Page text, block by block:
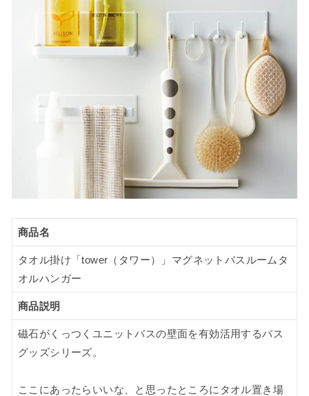
商品名
タオル掛け「tower（タワー）」マグネットバスルームタ
オルハンガー
商品説明
磁石がくっつくユニットバスの壁面を有効活用するバス
グッズシリーズ。
ここにあったらいいな、と思ったところにタオル置き場